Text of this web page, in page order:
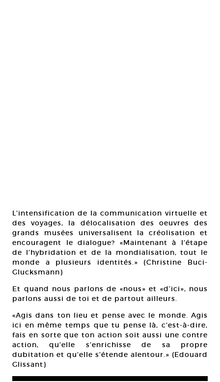
L’intensification de la communication virtuelle et
des voyages, la délocalisation des oeuvres des
grands musées universalisent la créolisation et
encouragent le dialogue? «Maintenant à l’étape
de l’hybridation et de la mondialisation, tout le
monde a plusieurs identités.» (Christine Buci-
Glucksmann)
Et quand nous parlons de «nous» et «d’ici», nous
parlons aussi de toi et de partout ailleurs.
«Agis dans ton lieu et pense avec le monde. Agis
ici en même temps que tu pense là, c’est-à-dire,
fais en sorte que ton action soit aussi une contre
action, qu’elle s’enrichisse de sa propre
dubitation et qu’elle s’étende alentour.» (Edouard
Glissant)